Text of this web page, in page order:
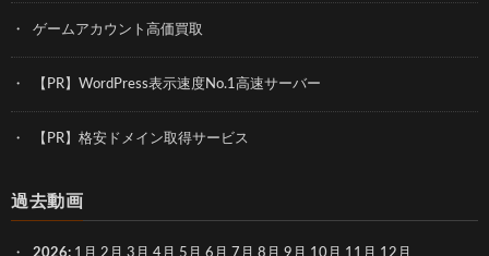
ゲームアカウント高価買取
【PR】WordPress表示速度No.1高速サーバー
【PR】格安ドメイン取得サービス
過去動画